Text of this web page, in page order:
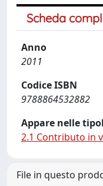
Scheda
Anno
2011
Codice ISBN
9788864532882
Appare nelle
2.1 Contributo in
File in questo